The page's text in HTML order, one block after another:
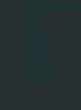
Databasestatistikk
Steder
Trær
Grener
Notater
Kilder
Arkiver
DNA tester
Bokmerker